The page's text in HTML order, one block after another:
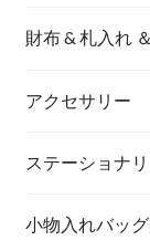
財布 & 札入れ
長財布
アクセサリー
イヤリング＆
ステーショナ
名刺入れ
小物入れバッ